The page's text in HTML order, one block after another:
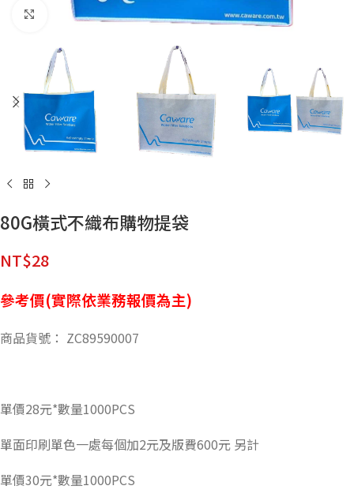
點擊放大
80G橫式不織布購物提袋
NT$28
參考價(實際依業務報價為主)
商品貨號： ZC89590007
單價28元*數量1000PCS
單面印刷單色一處每個加2元及版費600元 另計
單價30元*數量1000PCS